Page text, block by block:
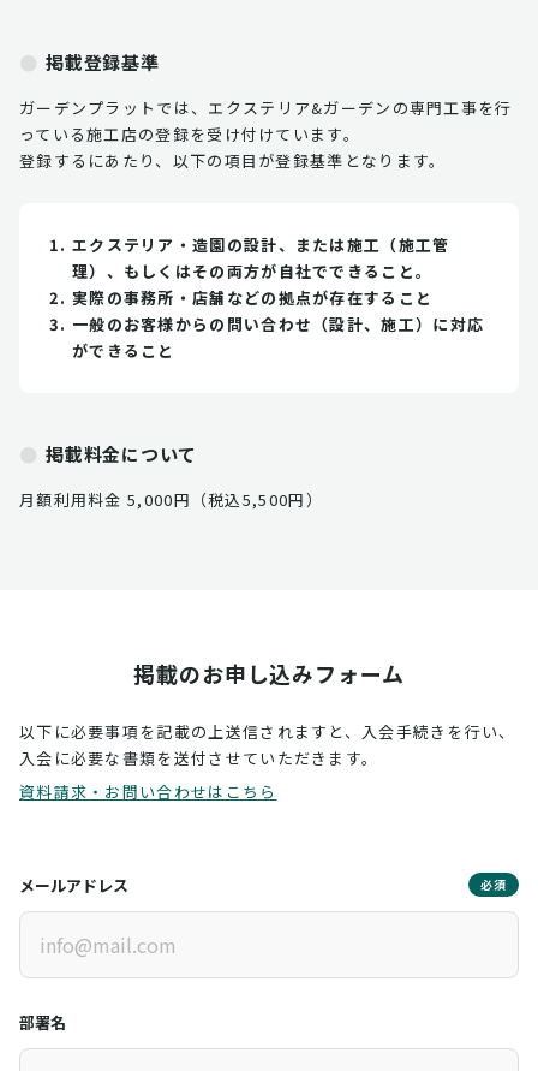
掲載登録基準
ガーデンプラットでは、エクステリア&ガーデンの専門工事を行
っている施工店の登録を受け付けています。
登録するにあたり、以下の項目が登録基準となります。
エクステリア・造園の設計、または施工（施工管
理）、もしくはその両方が自社でできること。
実際の事務所・店舗などの拠点が存在すること
一般のお客様からの問い合わせ（設計、施工）に対応
ができること
掲載料金について
月額利用料金 5,000円（税込5,500円）
掲載のお申し込みフォーム
以下に必要事項を記載の上送信されますと、入会手続きを行い、
入会に必要な書類を送付させていただきます。
資料請求・お問い合わせはこちら
メールアドレス 必須
部署名